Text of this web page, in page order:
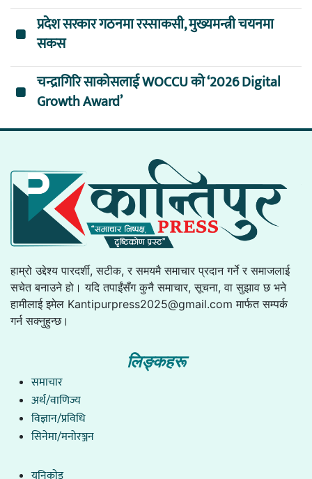
प्रदेश सरकार गठनमा रस्साकसी, मुख्यमन्त्री चयनमा
सकस
चन्द्रागिरि साकोसलाई WOCCU को ‘2026 Digital
Growth Award’
हाम्रो उद्देश्य पारदर्शी, सटीक, र समयमै समाचार प्रदान गर्ने र समाजलाई
सचेत बनाउने हो। यदि तपाईंसँग कुनै समाचार, सूचना, वा सुझाव छ भने
हामीलाई इमेल Kantipurpress2025@gmail.com मार्फत सम्पर्क
गर्न सक्नुहुन्छ।
लिङ्कहरू
समाचार
अर्थ/वाणिज्य
विज्ञान/प्रविधि
सिनेमा/मनोरञ्जन